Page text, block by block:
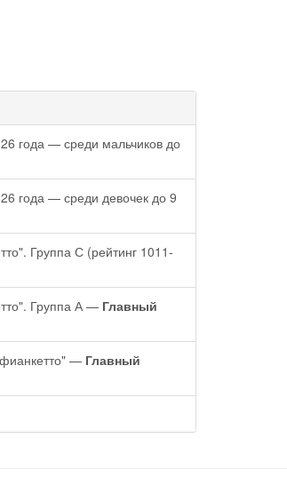
года — среди мальчиков до
года — среди девочек до 9
Группа С (рейтинг 1011-
Группа А — Главный
— Главный